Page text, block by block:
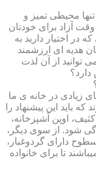
محیطی تمیز و
وقت آزاد برای خودتان
در اختیار دارید به
هدیه ای ارزشمند
از آن لذت
زیادی در خانه ی ما
باید این پیشنهاد را
اوپن آشپزخانه،
شود. از سوی دیگر،
دارای گردوغبار،
تا برای خانواده